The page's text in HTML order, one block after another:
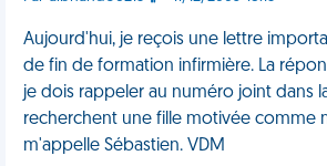
Aujourd'hui, je reçois une lettre
de fin de formation infirmière. La
je dois rappeler au numéro joint dans
recherchent une fille motivée comme
m'appelle Sébastien. VDM